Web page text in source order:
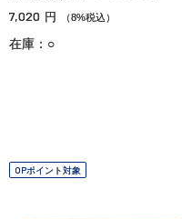
7,020 円 （8%税込）
在庫：○
OPポイント対象